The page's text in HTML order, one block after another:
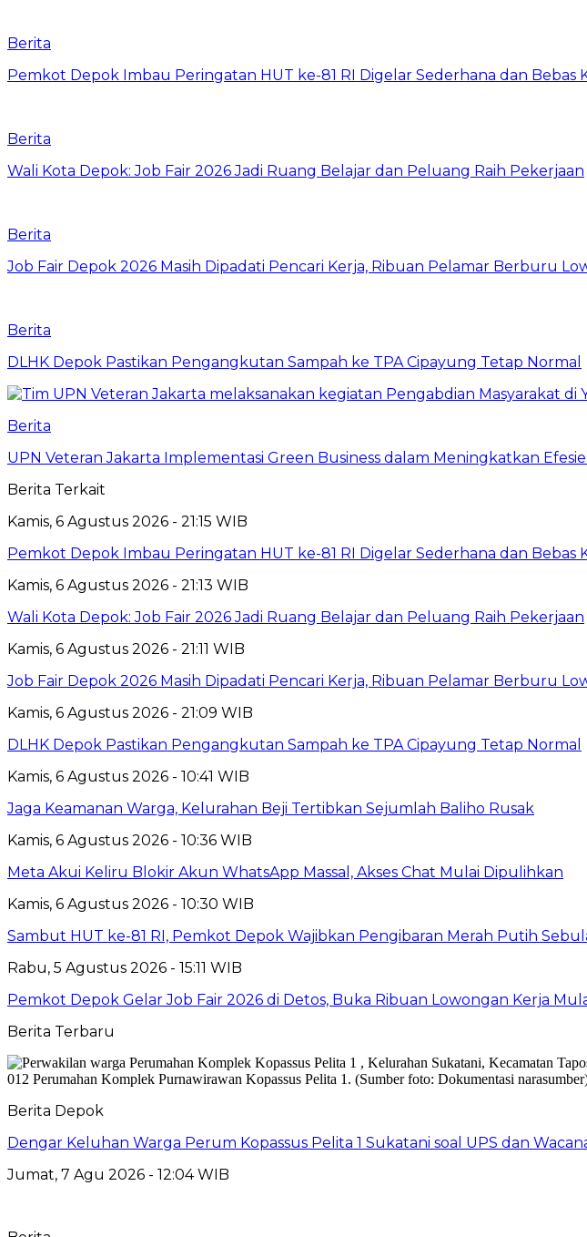
Berita
Pemkot Depok Imbau Peringatan HUT ke-81 RI Digelar Sederhana dan Bebas
Berita
Wali Kota Depok: Job Fair 2026 Jadi Ruang Belajar dan Peluang Raih Pekerjaan
Berita
Job Fair Depok 2026 Masih Dipadati Pencari Kerja, Ribuan Pelamar Berburu
Berita
DLHK Depok Pastikan Pengangkutan Sampah ke TPA Cipayung Tetap Normal
Berita
UPN Veteran Jakarta Implementasi Green Business dalam Meningkatkan
Berita Terkait
Kamis, 6 Agustus 2026 - 21:15 WIB
Pemkot Depok Imbau Peringatan HUT ke-81 RI Digelar Sederhana dan Bebas
Kamis, 6 Agustus 2026 - 21:13 WIB
Wali Kota Depok: Job Fair 2026 Jadi Ruang Belajar dan Peluang Raih Pekerjaan
Kamis, 6 Agustus 2026 - 21:11 WIB
Job Fair Depok 2026 Masih Dipadati Pencari Kerja, Ribuan Pelamar Berburu
Kamis, 6 Agustus 2026 - 21:09 WIB
DLHK Depok Pastikan Pengangkutan Sampah ke TPA Cipayung Tetap Normal
Kamis, 6 Agustus 2026 - 10:41 WIB
Jaga Keamanan Warga, Kelurahan Beji Tertibkan Sejumlah Baliho Rusak
Kamis, 6 Agustus 2026 - 10:36 WIB
Meta Akui Keliru Blokir Akun WhatsApp Massal, Akses Chat Mulai Dipulihkan
Kamis, 6 Agustus 2026 - 10:30 WIB
Sambut HUT ke-81 RI, Pemkot Depok Wajibkan Pengibaran Merah Putih
Rabu, 5 Agustus 2026 - 15:11 WIB
Pemkot Depok Gelar Job Fair 2026 di Detos, Buka Ribuan Lowongan Kerja
Berita Terbaru
Berita Depok
Dengar Keluhan Warga Perum Kopassus Pelita 1 Sukatani soal UPS dan
Jumat, 7 Agu 2026 - 12:04 WIB